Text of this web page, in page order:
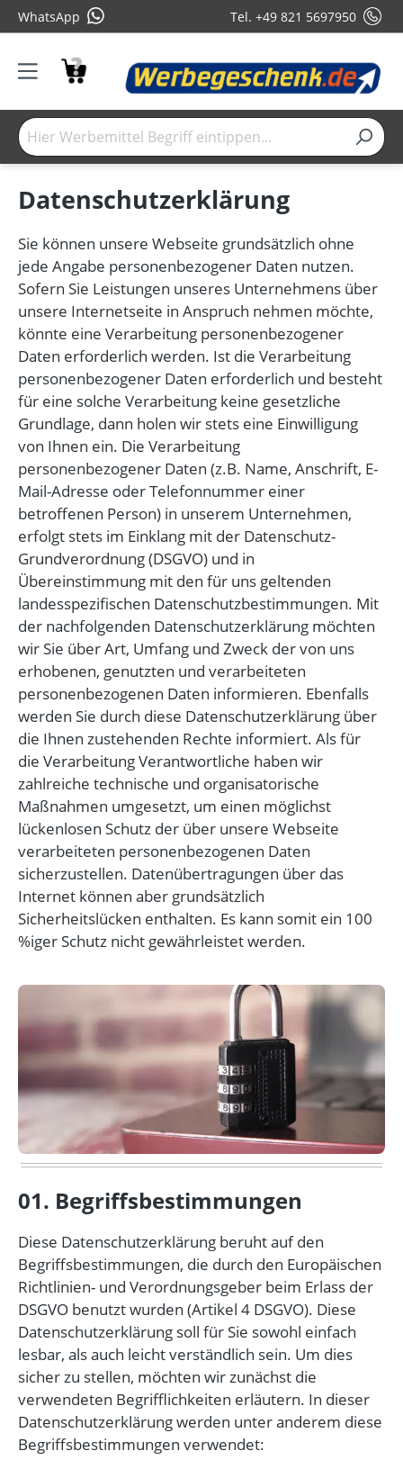
WhatsApp Tel. +49 821 5697950
Datenschutzerklärung
Sie können unsere Webseite grundsätzlich ohne
jede Angabe personenbezogener Daten nutzen.
Sofern Sie Leistungen unseres Unternehmens über
unsere Internetseite in Anspruch nehmen möchte,
könnte eine Verarbeitung personenbezogener
Daten erforderlich werden. Ist die Verarbeitung
personenbezogener Daten erforderlich und besteht
für eine solche Verarbeitung keine gesetzliche
Grundlage, dann holen wir stets eine Einwilligung
von Ihnen ein. Die Verarbeitung
personenbezogener Daten (z.B. Name, Anschrift, E-
Mail-Adresse oder Telefonnummer einer
betroffenen Person) in unserem Unternehmen,
erfolgt stets im Einklang mit der Datenschutz-
Grundverordnung (DSGVO) und in
Übereinstimmung mit den für uns geltenden
landesspezifischen Datenschutzbestimmungen. Mit
der nachfolgenden Datenschutzerklärung möchten
wir Sie über Art, Umfang und Zweck der von uns
erhobenen, genutzten und verarbeiteten
personenbezogenen Daten informieren. Ebenfalls
werden Sie durch diese Datenschutzerklärung über
die Ihnen zustehenden Rechte informiert. Als für
die Verarbeitung Verantwortliche haben wir
zahlreiche technische und organisatorische
Maßnahmen umgesetzt, um einen möglichst
lückenlosen Schutz der über unsere Webseite
verarbeiteten personenbezogenen Daten
sicherzustellen. Datenübertragungen über das
Internet können aber grundsätzlich
Sicherheitslücken enthalten. Es kann somit ein 100
%iger Schutz nicht gewährleistet werden.
01. Begriffsbestimmungen
Diese Datenschutzerklärung beruht auf den
Begriffsbestimmungen, die durch den Europäischen
Richtlinien- und Verordnungsgeber beim Erlass der
DSGVO benutzt wurden (Artikel 4 DSGVO). Diese
Datenschutzerklärung soll für Sie sowohl einfach
lesbar, als auch leicht verständlich sein. Um dies
sicher zu stellen, möchten wir zunächst die
verwendeten Begrifflichkeiten erläutern. In dieser
Datenschutzerklärung werden unter anderem diese
Begriffsbestimmungen verwendet: